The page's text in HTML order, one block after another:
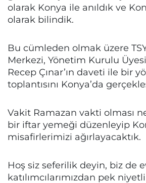
olarak Konya ile anıldık ve
olarak bilindik.
Bu cümleden olmak üzere
Merkezi, Yönetim Kurulu
Recep Çınar’ın daveti ile bir
toplantısını Konya’da
Vakit Ramazan vakti olması
bir iftar yemeği düzenleyip
misafirlerimizi ağırlayacaktık.
Hoş siz seferilik deyin, biz de
katılımcılarımızdan pek